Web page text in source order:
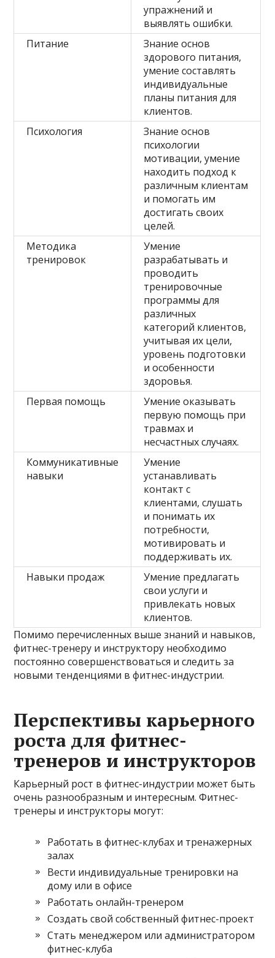
упражнений и
выявлять ошибки.
Питание
Знание основ
здорового питания,
умение составлять
индивидуальные
планы питания для
клиентов.
Психология
Знание основ
психологии
мотивации, умение
находить подход к
различным клиентам
и помогать им
достигать своих
целей.
Методика
тренировок
Умение
разрабатывать и
проводить
тренировочные
программы для
различных
категорий клиентов,
учитывая их цели,
уровень подготовки
и особенности
здоровья.
Первая помощь
Умение оказывать
первую помощь при
травмах и
несчастных случаях.
Коммуникативные
навыки
Умение
устанавливать
контакт с
клиентами, слушать
и понимать их
потребности,
мотивировать и
поддерживать их.
Навыки продаж
Умение предлагать
свои услуги и
привлекать новых
клиентов.
Помимо перечисленных выше знаний и навыков,
фитнес-тренеру и инструктору необходимо
постоянно совершенствоваться и следить за
новыми тенденциями в фитнес-индустрии.
Перспективы карьерного
роста для фитнес-
тренеров и инструкторов
Карьерный рост в фитнес-индустрии может быть
очень разнообразным и интересным. Фитнес-
тренеры и инструкторы могут:
Работать в фитнес-клубах и тренажерных
залах
Вести индивидуальные тренировки на
дому или в офисе
Работать онлайн-тренером
Создать свой собственный фитнес-проект
Стать менеджером или администратором
фитнес-клуба